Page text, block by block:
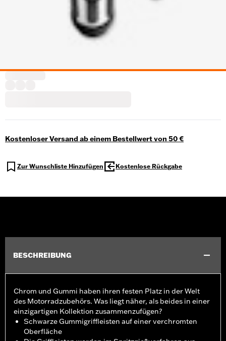
Kostenloser Versand ab einem Bestellwert von 50 €
Zur Wunschliste Hinzufügen Kostenlose Rückgabe
BESCHREIBUNG
Chrom und Gummi haben ihren festen Platz in der Welt
des Motorradzubehörs. Was liegt näher, als beides in einer
einzigartigen Kollektion zusammenzufügen?
Schwarze Gummigriffleisten auf einer verchromten
Oberfläche